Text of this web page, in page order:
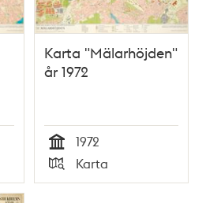
Karta "Mälarhöjden"
år 1972
Tid
1972
Typ
Karta